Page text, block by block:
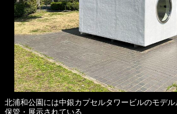
北浦和公園には中銀カプセルタワービルのモデ